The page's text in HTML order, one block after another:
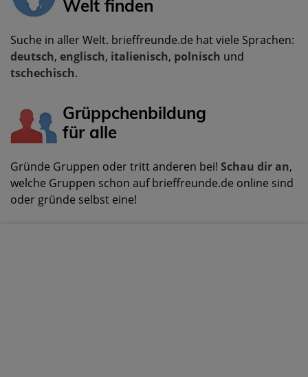
Welt finden
Suche in aller Welt. brieffreunde.de hat viele Sprachen:
deutsch, englisch, italienisch, polnisch und
tschechisch.
Grüppchenbildung
für alle
Gründe Gruppen oder tritt anderen bei! Schau dir an,
welche Gruppen schon auf brieffreunde.de online sind
oder gründe selbst eine!